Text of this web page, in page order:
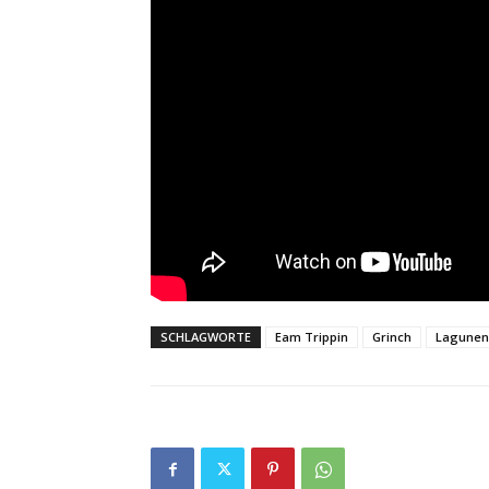
SCHLAGWORTE Eam Trippin Grinch